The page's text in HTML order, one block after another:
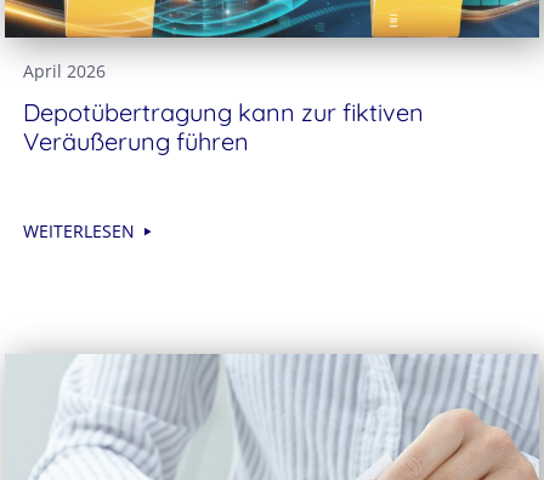
April 2026
Depotübertragung kann zur fiktiven
Veräußerung führen
WEITERLESEN